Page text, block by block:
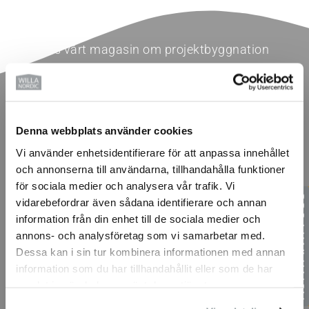
Denna webbplats använder cookies
Vi använder enhetsidentifierare för att anpassa innehållet
och annonserna till användarna, tillhandahålla funktioner
för sociala medier och analysera vår trafik. Vi
vidarebefordrar även sådana identifierare och annan
information från din enhet till de sociala medier och
annons- och analysföretag som vi samarbetar med.
Dessa kan i sin tur kombinera informationen med annan
information som du har tillhandahållit eller som de har
Läs vårt magasin om projektbyggnation